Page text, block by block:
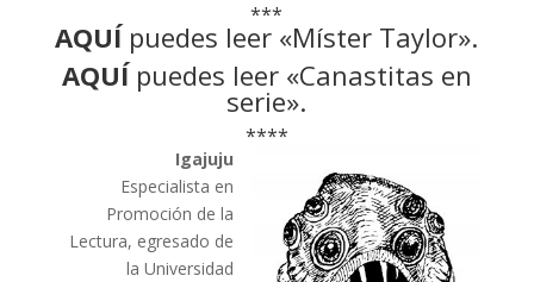
***
AQUÍpuedes leer «Míster Taylor».
AQUÍpuedes leer «Canastitas en
serie».
****
Igajuju
Especialista en
Promoción de la
Lectura, egresado de
la Universidad